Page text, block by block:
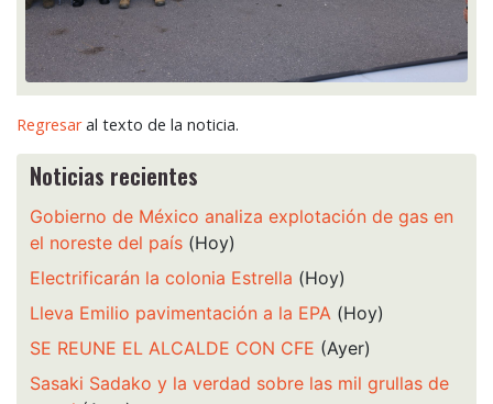
Regresaral texto de la noticia.
Noticias recientes
Gobierno de México analiza explotación de gas en
el noreste del país (Hoy)
Electrificarán la colonia Estrella (Hoy)
Lleva Emilio pavimentación a la EPA (Hoy)
SE REUNE EL ALCALDE CON CFE (Ayer)
Sasaki Sadako y la verdad sobre las mil grullas de